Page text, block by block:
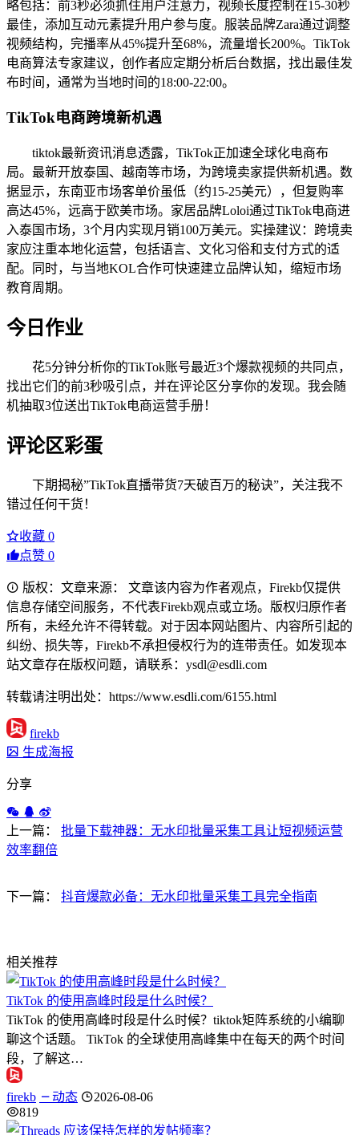
略包括：前3秒必须抓住用户注意力，视频长度控制在15-30秒
最佳，添加互动元素提升用户参与度。服装品牌Zara通过调整
视频结构，完播率从45%提升至68%，流量增长200%。TikTok
电商算法专家建议，创作者应定期分析后台数据，找出最佳发
布时间，通常为当地时间的18:00-22:00。
TikTok电商跨境新机遇
tiktok最新资讯消息透露，TikTok正加速全球化电商布
局。最新开放泰国、越南等市场，为跨境卖家提供新机遇。数
据显示，东南亚市场客单价虽低（约15-25美元），但复购率
高达45%，远高于欧美市场。家居品牌Loloi通过TikTok电商进
入泰国市场，3个月内实现月销100万美元。实操建议：跨境卖
家应注重本地化运营，包括语言、文化习俗和支付方式的适
配。同时，与当地KOL合作可快速建立品牌认知，缩短市场
教育周期。
今日作业
花5分钟分析你的TikTok账号最近3个爆款视频的共同点，
找出它们的前3秒吸引点，并在评论区分享你的发现。我会随
机抽取3位送出TikTok电商运营手册！
评论区彩蛋
下期揭秘”TikTok直播带货7天破百万的秘诀”，关注我不
错过任何干货！
收藏 0
点赞 0
版权：文章来源： 文章该内容为作者观点，Firekb仅提供
信息存储空间服务，不代表Firekb观点或立场。版权归原作者
所有，未经允许不得转载。对于因本网站图片、内容所引起的
纠纷、损失等，Firekb不承担侵权行为的连带责任。如发现本
站文章存在版权问题，请联系：ysdl@esdli.com
转载请注明出处：https://www.esdli.com/6155.html
firekb
生成海报
分享
上一篇：
批量下载神器：无水印批量采集工具让短视频运营
效率翻倍
下一篇： 抖音爆款必备：无水印批量采集工具完全指南
相关推荐
TikTok 的使用高峰时段是什么时候？
TikTok 的使用高峰时段是什么时候？tiktok矩阵系统的小编聊
聊这个话题。 TikTok 的全球使用高峰集中在每天的两个时间
段，了解这…
firekb 动态
2026-08-06
819